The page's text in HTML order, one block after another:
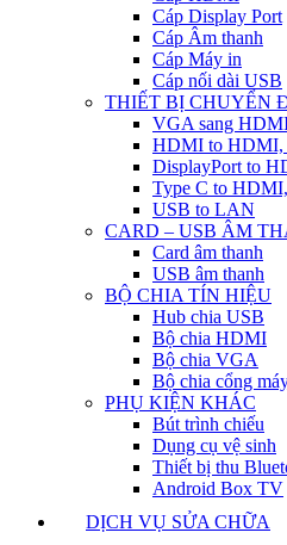
Cáp Display Port
Cáp Âm thanh
Cáp Máy in
Cáp nối dài USB
THIẾT BỊ CHUYỂN
VGA sang
HDMI to
DisplayPort to
Type C to
USB to LAN
CARD – USB ÂM
Card âm thanh
USB âm thanh
BỘ CHIA TÍN HIỆU
Hub chia USB
Bộ chia HDMI
Bộ chia VGA
Bộ chia cổng
PHỤ KIỆN KHÁC
Bút trình chiếu
Dụng cụ vệ sinh
Thiết bị thu
Android Box TV
DỊCH VỤ SỬA CHỮA